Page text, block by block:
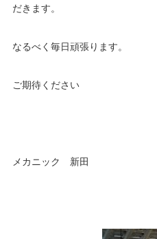
だきます。
なるべく毎日頑張ります。
ご期待ください
メカニック 新田